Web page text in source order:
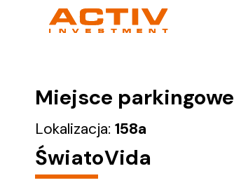
Miejsce parkingowe
Lokalizacja: 158a
ŚwiatoVida